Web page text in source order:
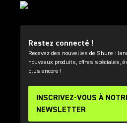
Restez connecté !
Recevez des nouvelles de Shure :
nouveaux produits, offres spéciales,
plus encore !
INSCRIVEZ-VOUS À
NEWSLETTER